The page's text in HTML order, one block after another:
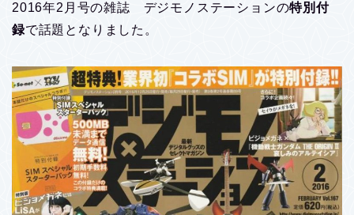
2016年2月号の雑誌 デジモノステーションの特別付
録で話題となりました。